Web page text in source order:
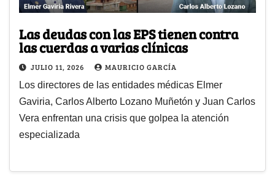
Las deudas con las EPS tienen contra
las cuerdas a varias clínicas
JULIO 11, 2026 MAURICIO GARCÍA
Los directores de las entidades médicas Elmer
Gaviria, Carlos Alberto Lozano Muñetón y Juan Carlos
Vera enfrentan una crisis que golpea la atención
especializada